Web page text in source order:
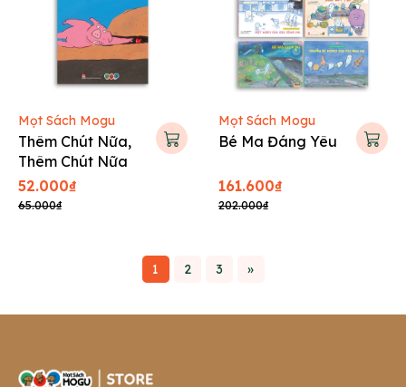
Mọt Sách Mogu
Thêm Chút Nữa,
Thêm Chút Nữa
52.000₫
65.000₫
Mọt Sách Mogu
Bé Ma Đáng Yêu
161.600₫
202.000₫
1 2 3 »